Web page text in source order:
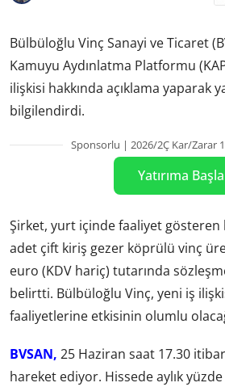
Bülbüloğlu Vinç Sanayi ve Ticaret
Kamuyu Aydınlatma Platformu
ilişkisi hakkında açıklama yaparak
bilgilendirdi.
Sponsorlu | 2026/2Ç Kar/Zarar
Yatırıma Başla
Şirket, yurt içinde faaliyet
adet çift kiriş gezer köprülü vinç
euro (KDV hariç) tutarında
belirtti. Bülbüloğlu Vinç, yeni iş
faaliyetlerine etkisinin olumlu
BVSAN, 25 Haziran saat 17.30
hareket ediyor. Hissede aylık yüzde